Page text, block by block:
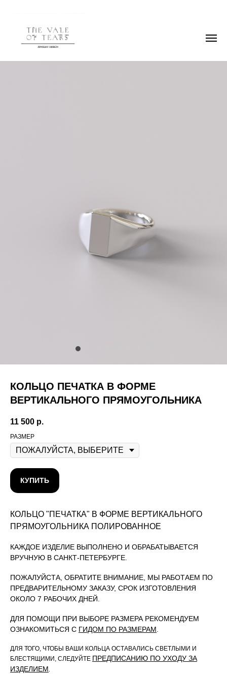
КОЛЬЦО ПЕЧАТКА В ФОРМЕ
ВЕРТИКАЛЬНОГО ПРЯМОУГОЛЬНИКА
11 500 р.
РАЗМЕР
КУПИТЬ
КОЛЬЦО "ПЕЧАТКА" В ФОРМЕ ВЕРТИКАЛЬНОГО
ПРЯМОУГОЛЬНИКА ПОЛИРОВАННОЕ
КАЖДОЕ ИЗДЕЛИЕ ВЫПОЛНЕНО И ОБРАБАТЫВАЕТСЯ
ВРУЧНУЮ В САНКТ-ПЕТЕРБУРГЕ.
ПОЖАЛУЙСТА, ОБРАТИТЕ ВНИМАНИЕ, МЫ РАБОТАЕМ ПО
ПРЕДВАРИТЕЛЬНОМУ ЗАКАЗУ, СРОК ИЗГОТОВЛЕНИЯ
ОКОЛО 7 РАБОЧИХ ДНЕЙ.
ДЛЯ ПОМОЩИ ПРИ ВЫБОРЕ РАЗМЕРА РЕКОМЕНДУЕМ
ОЗНАКОМИТЬСЯ С ГИДОМ ПО РАЗМЕРАМ.
ДЛЯ ТОГО, ЧТОБЫ ВАШИ КОЛЬЦА ОСТАВАЛИСЬ СВЕТЛЫМИ И
БЛЕСТЯЩИМИ, СЛЕДУЙТЕ ПРЕДПИСАНИЮ ПО УХОДУ ЗА
ИЗДЕЛИЕМ.